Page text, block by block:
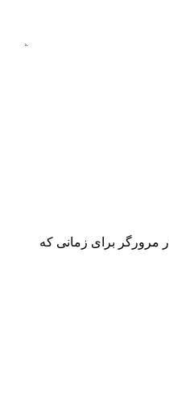
مرورگر برای زمانی که